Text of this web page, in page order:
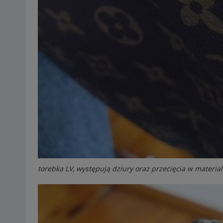
torebka LV, występują dziury oraz przecięcia w